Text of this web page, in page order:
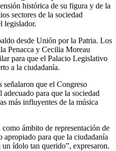
histórica de su figura y de la
sectores de la sociedad
legislador.
desde Unión por la Patria. Los
Penacca y Cecilia Moreau
para que el Palacio Legislativo
a la ciudadanía.
que el Congreso
para que la sociedad
más influyentes de la música
ámbito de representación de
apropiado para que la ciudadanía
ídolo tan querido”, expresaron.